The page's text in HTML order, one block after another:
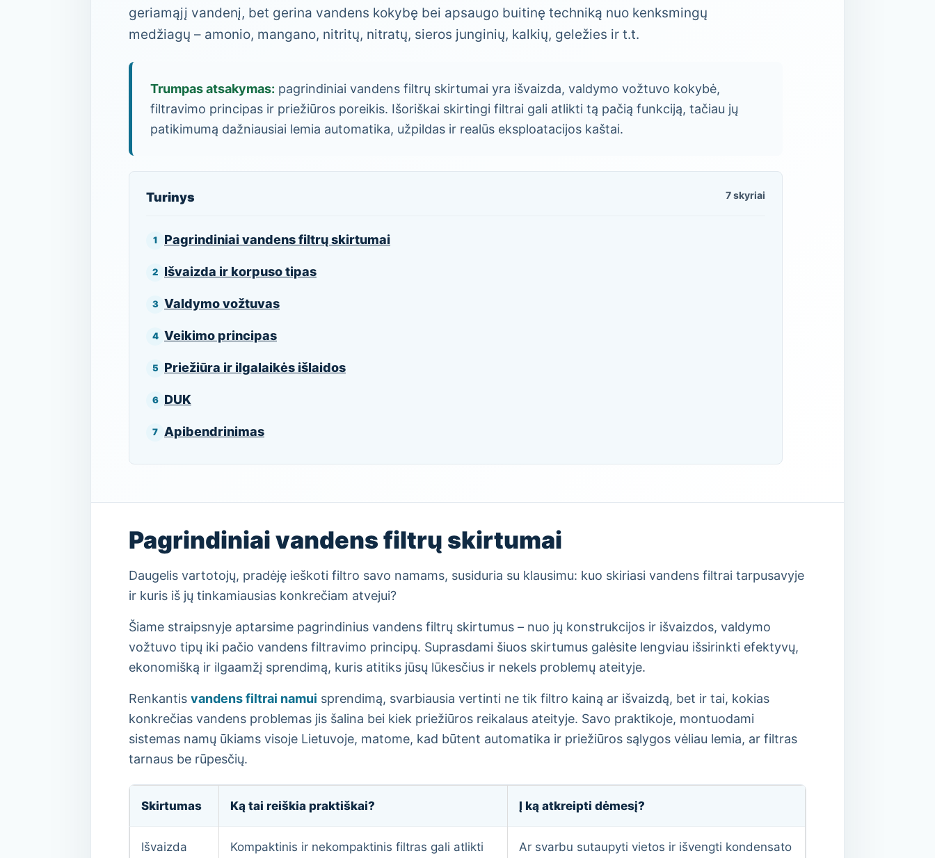
geriamąjį vandenį, bet gerina vandens kokybę bei apsaugo buitinę techniką nuo kenksmingų
medžiagų – amonio, mangano, nitritų, nitratų, sieros junginių, kalkių, geležies ir t.t.
Trumpas atsakymas: pagrindiniai vandens filtrų skirtumai yra išvaizda, valdymo vožtuvo kokybė,
filtravimo principas ir priežiūros poreikis. Išoriškai skirtingi filtrai gali atlikti tą pačią funkciją, tačiau jų
patikimumą dažniausiai lemia automatika, užpildas ir realūs eksploatacijos kaštai.
Turinys 7 skyriai
Pagrindiniai vandens filtrų skirtumai
Išvaizda ir korpuso tipas
Valdymo vožtuvas
Veikimo principas
Priežiūra ir ilgalaikės išlaidos
DUK
Apibendrinimas
Pagrindiniai vandens filtrų skirtumai
Daugelis vartotojų, pradėję ieškoti filtro savo namams, susiduria su klausimu: kuo skiriasi vandens filtrai tarpusavyje
ir kuris iš jų tinkamiausias konkrečiam atvejui?
Šiame straipsnyje aptarsime pagrindinius vandens filtrų skirtumus – nuo jų konstrukcijos ir išvaizdos, valdymo
vožtuvo tipų iki pačio vandens filtravimo principų. Suprasdami šiuos skirtumus galėsite lengviau išsirinkti efektyvų,
ekonomišką ir ilgaamžį sprendimą, kuris atitiks jūsų lūkesčius ir nekels problemų ateityje.
Renkantis vandens filtrai namui sprendimą, svarbiausia vertinti ne tik filtro kainą ar išvaizdą, bet ir tai, kokias
konkrečias vandens problemas jis šalina bei kiek priežiūros reikalaus ateityje. Savo praktikoje, montuodami
sistemas namų ūkiams visoje Lietuvoje, matome, kad būtent automatika ir priežiūros sąlygos vėliau lemia, ar filtras
tarnaus be rūpesčių.
Skirtumas Ką tai reiškia praktiškai? Į ką atkreipti dėmesį?
Išvaizda
Kompaktinis ir nekompaktinis filtras gali atlikti
Ar svarbu sutaupyti vietos ir išvengti kondensato